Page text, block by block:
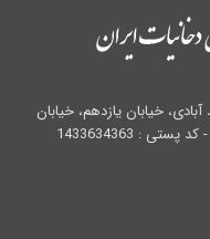
خیابان یازدهم، خیابان